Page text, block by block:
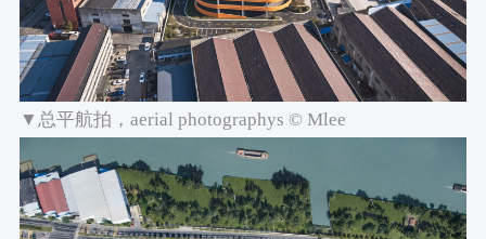
▼总平航拍，aerial photographys © Mlee